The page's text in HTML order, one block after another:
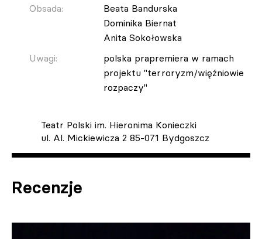
Obsada:
Beata Bandurska
Dominika Biernat
Anita Sokołowska
Uwagi:
polska prapremiera w ramach
projektu "terroryzm/więźniowie
rozpaczy"
Teatr Polski im. Hieronima Konieczki
ul. Al. Mickiewicza 2 85-071 Bydgoszcz
Recenzje